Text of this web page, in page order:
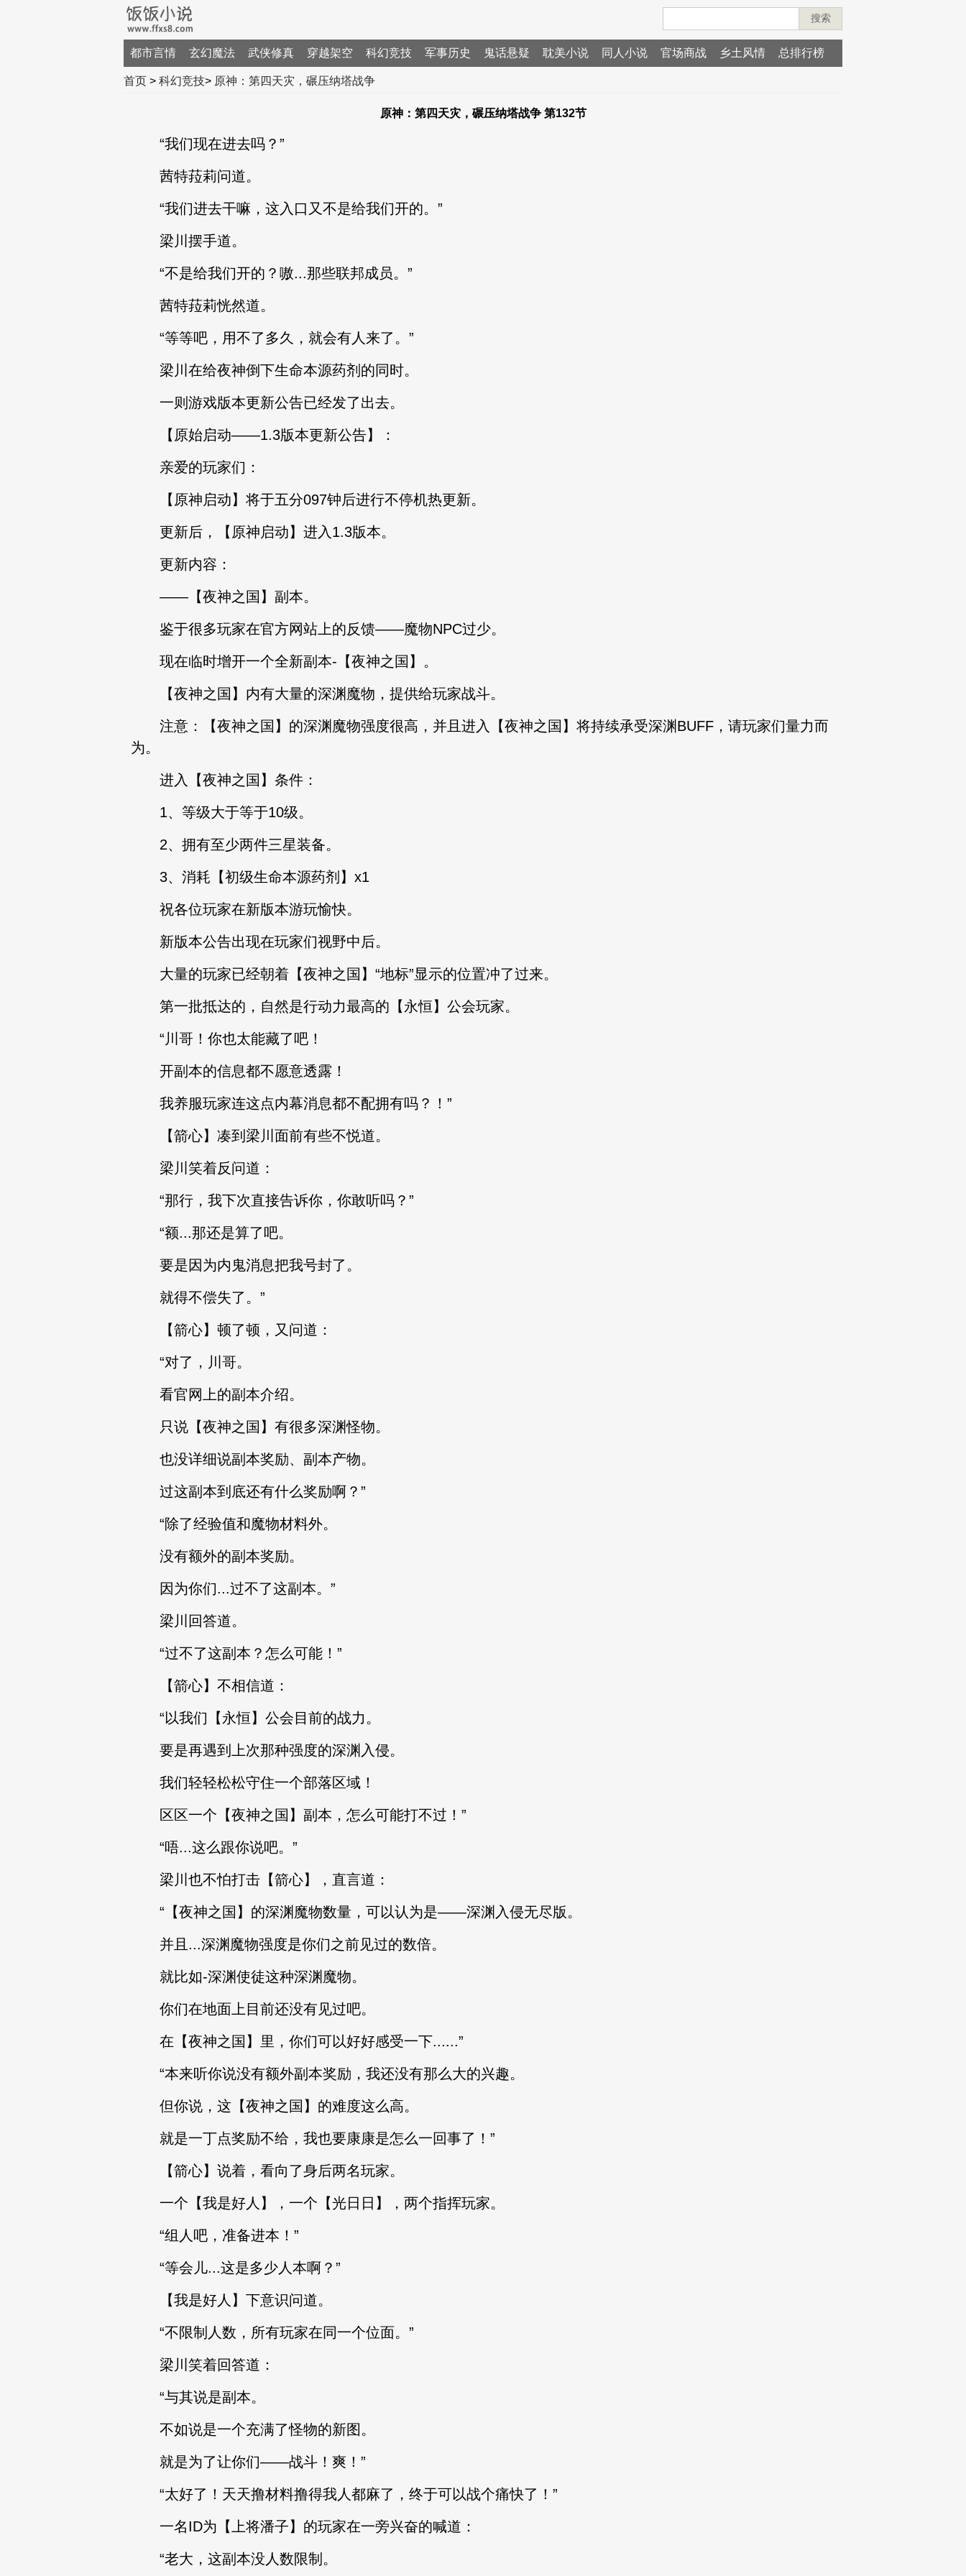
搜索
都市言情 玄幻魔法 武侠修真 穿越架空 科幻竞技 军事历史 鬼话悬疑 耽美小说 同人小说 官场商战 乡土风情 总排行榜
首页 > 科幻竞技> 原神：第四天灾，碾压纳塔战争
原神：第四天灾，碾压纳塔战争 第132节
“我们现在进去吗？”
茜特菈莉问道。
“我们进去干嘛，这入口又不是给我们开的。”
梁川摆手道。
“不是给我们开的？嗷...那些联邦成员。”
茜特菈莉恍然道。
“等等吧，用不了多久，就会有人来了。”
梁川在给夜神倒下生命本源药剂的同时。
一则游戏版本更新公告已经发了出去。
【原始启动——1.3版本更新公告】：
亲爱的玩家们：
【原神启动】将于五分097钟后进行不停机热更新。
更新后，【原神启动】进入1.3版本。
更新内容：
——【夜神之国】副本。
鉴于很多玩家在官方网站上的反馈——魔物NPC过少。
现在临时增开一个全新副本-【夜神之国】。
【夜神之国】内有大量的深渊魔物，提供给玩家战斗。
注意：【夜神之国】的深渊魔物强度很高，并且进入【夜神之国】将持续承受深渊BUFF，请玩家们量力而
为。
进入【夜神之国】条件：
1、等级大于等于10级。
2、拥有至少两件三星装备。
3、消耗【初级生命本源药剂】x1
祝各位玩家在新版本游玩愉快。
新版本公告出现在玩家们视野中后。
大量的玩家已经朝着【夜神之国】“地标”显示的位置冲了过来。
第一批抵达的，自然是行动力最高的【永恒】公会玩家。
“川哥！你也太能藏了吧！
开副本的信息都不愿意透露！
我养服玩家连这点内幕消息都不配拥有吗？！”
【箭心】凑到梁川面前有些不悦道。
梁川笑着反问道：
“那行，我下次直接告诉你，你敢听吗？”
“额...那还是算了吧。
要是因为内鬼消息把我号封了。
就得不偿失了。”
【箭心】顿了顿，又问道：
“对了，川哥。
看官网上的副本介绍。
只说【夜神之国】有很多深渊怪物。
也没详细说副本奖励、副本产物。
过这副本到底还有什么奖励啊？”
“除了经验值和魔物材料外。
没有额外的副本奖励。
因为你们...过不了这副本。”
梁川回答道。
“过不了这副本？怎么可能！”
【箭心】不相信道：
“以我们【永恒】公会目前的战力。
要是再遇到上次那种强度的深渊入侵。
我们轻轻松松守住一个部落区域！
区区一个【夜神之国】副本，怎么可能打不过！”
“唔...这么跟你说吧。”
梁川也不怕打击【箭心】，直言道：
“【夜神之国】的深渊魔物数量，可以认为是——深渊入侵无尽版。
并且...深渊魔物强度是你们之前见过的数倍。
就比如-深渊使徒这种深渊魔物。
你们在地面上目前还没有见过吧。
在【夜神之国】里，你们可以好好感受一下......”
“本来听你说没有额外副本奖励，我还没有那么大的兴趣。
但你说，这【夜神之国】的难度这么高。
就是一丁点奖励不给，我也要康康是怎么一回事了！”
【箭心】说着，看向了身后两名玩家。
一个【我是好人】，一个【光日日】，两个指挥玩家。
“组人吧，准备进本！”
“等会儿...这是多少人本啊？”
【我是好人】下意识问道。
“不限制人数，所有玩家在同一个位面。”
梁川笑着回答道：
“与其说是副本。
不如说是一个充满了怪物的新图。
就是为了让你们——战斗！爽！”
“太好了！天天撸材料撸得我人都麻了，终于可以战个痛快了！”
一名ID为【上将潘子】的玩家在一旁兴奋的喊道：
“老大，这副本没人数限制。